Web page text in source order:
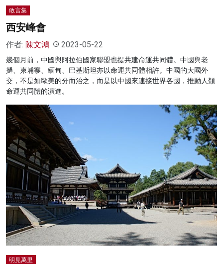
敢言集
西安峰會
作者: 陳文鴻 2023-05-22
幾個月前，中國與阿拉伯國家聯盟也提共建命運共同體。中國與老
撾、柬埔寨、緬甸、巴基斯坦亦以命運共同體相許。中國的大國外
交，不是如歐美的分而治之，而是以中國來連接世界各國，推動人類
命運共同體的演進。
明見萬里